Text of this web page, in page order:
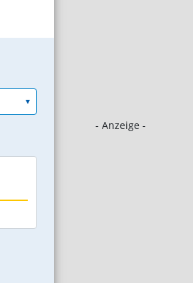
- Anzeige -